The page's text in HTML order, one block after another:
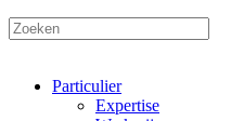
Particulier
Expertise